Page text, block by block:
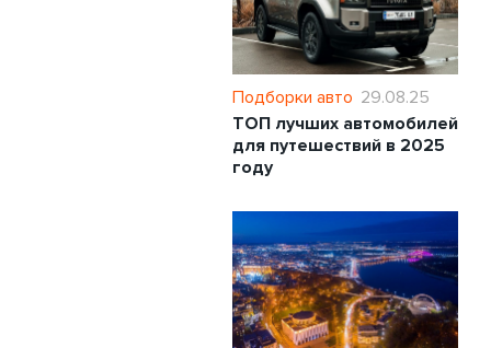
Подборки авто 29.08.25
ТОП лучших автомобилей
для путешествий в 2025
году